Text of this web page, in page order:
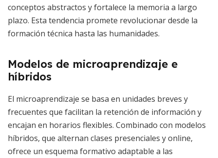
conceptos abstractos y fortalece la memoria a largo
plazo. Esta tendencia promete revolucionar desde la
formación técnica hasta las humanidades.
Modelos de microaprendizaje e
híbridos
El microaprendizaje se basa en unidades breves y
frecuentes que facilitan la retención de información y
encajan en horarios flexibles. Combinado con modelos
híbridos, que alternan clases presenciales y online,
ofrece un esquema formativo adaptable a las